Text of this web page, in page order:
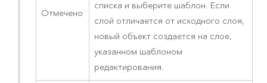
Отмечено
списка и выберите шаблон. Если
слой отличается от исходного слоя,
новый объект создается на слое,
указанном шаблоном
редактирования.